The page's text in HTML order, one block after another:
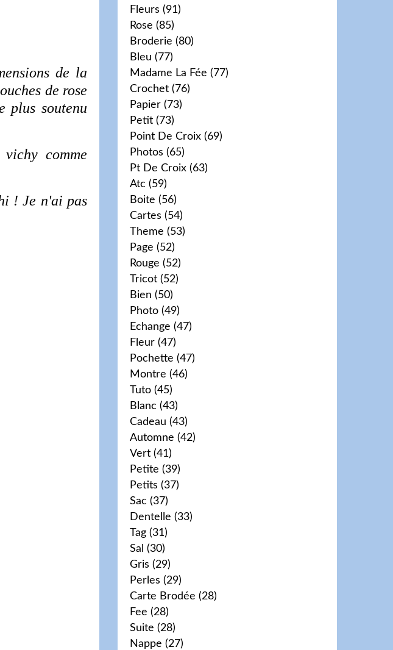
de la
de rose
plus soutenu
comme
! Je n'ai pas
Fleurs (91)
Rose (85)
Broderie (80)
Bleu (77)
Madame La Fée (77)
Crochet (76)
Papier (73)
Petit (73)
Point De Croix (69)
Photos (65)
Pt De Croix (63)
Atc (59)
Boite (56)
Cartes (54)
Theme (53)
Page (52)
Rouge (52)
Tricot (52)
Bien (50)
Photo (49)
Echange (47)
Fleur (47)
Pochette (47)
Montre (46)
Tuto (45)
Blanc (43)
Cadeau (43)
Automne (42)
Vert (41)
Petite (39)
Petits (37)
Sac (37)
Dentelle (33)
Tag (31)
Sal (30)
Gris (29)
Perles (29)
Carte Brodée (28)
Fee (28)
Suite (28)
Nappe (27)